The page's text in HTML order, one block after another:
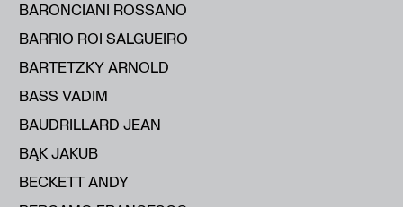
BARONCIANI ROSSANO
BARRIO ROI SALGUEIRO
BARTETZKY ARNOLD
BASS VADIM
BAUDRILLARD JEAN
BĄK JAKUB
BECKETT ANDY